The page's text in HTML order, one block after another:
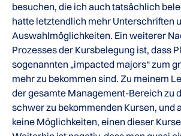
besuchen, die ich auch tatsächlich
hatte letztendlich mehr Unterschriften
Auswahlmöglichkeiten. Ein weiterer
Prozesses der Kursbelegung ist, dass
sogenannten „impacted majors“ zum
mehr zu bekommen sind. Zu meinem
der gesamte Management-Bereich zu
schwer zu bekommenden Kursen, und
keine Möglichkeiten, einen dieser